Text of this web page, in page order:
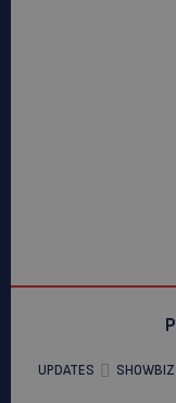
UPDATES SHOWBIZ